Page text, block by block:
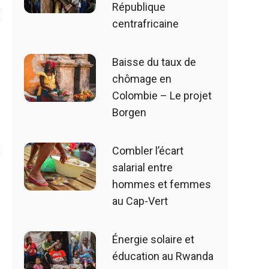
République
centrafricaine
Baisse du taux de
chômage en
Colombie – Le projet
Borgen
Combler l’écart
salarial entre
hommes et femmes
au Cap-Vert
Énergie solaire et
éducation au Rwanda